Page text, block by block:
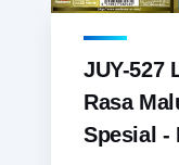
JUY-527
Rasa
Spesial -